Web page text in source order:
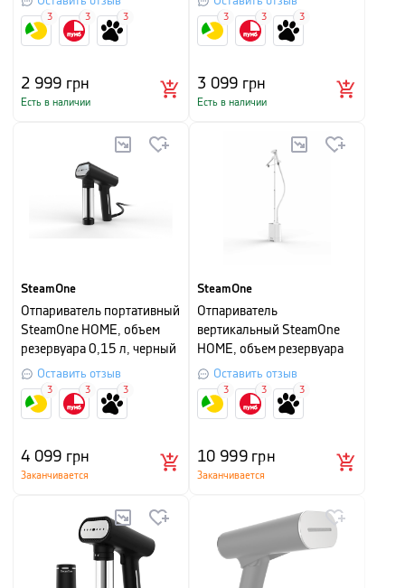
2 999 грн
Есть в наличии
3 3 3
3 099 грн
Есть в наличии
3 3 3
SteamOne
Отпариватель портативный
SteamOne HOME, объем
резервуара 0,15 л, черный
Оставить отзыв
4 099 грн
Заканчивается
3 3 3
SteamOne
Отпариватель
вертикальный SteamOne
HOME, объем резервуара
1,2 л, белый
Оставить отзыв
10 999грн
Заканчивается
3 3 3